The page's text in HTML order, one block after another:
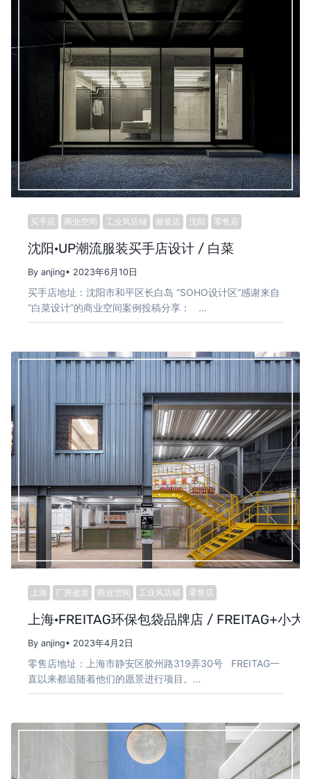
买手店 商业空间 工业风店铺 服装店 沈阳 零售店
沈阳·UP潮流服装买手店设计 / 白菜
By anjing• 2023年6月10日
买手店地址：沈阳市和平区长白岛 “SOHO设计区”感谢来自
“白菜设计”的商业空间案例投稿分享： …
上海 厂房改造 商业空间 工业风店铺 零售店
上海·FREITAG环保包袋品牌店 / FREITAG+小大
By anjing• 2023年4月2日
零售店地址：上海市静安区胶州路319弄30号 FREITAG一
直以来都追随着他们的愿景进行项目。…